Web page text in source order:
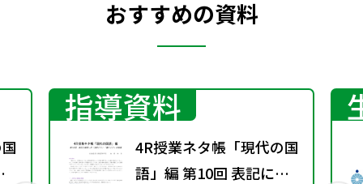
おすすめの資料
指導資料
4R授業ネタ帳「現代の国
語」編 第10回 表記に着